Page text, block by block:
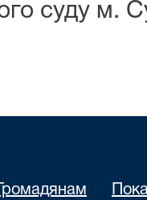
суду м.
Громадянам